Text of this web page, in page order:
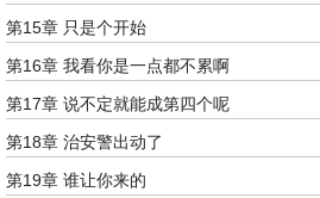
第15章 只是个开始
第16章 我看你是一点都不累啊
第17章 说不定就能成第四个呢
第18章 治安警出动了
第19章 谁让你来的